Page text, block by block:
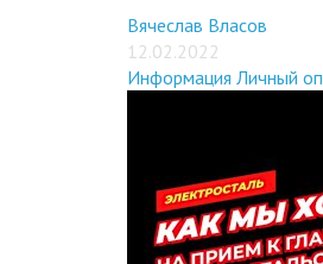
Вячеслав Власов
12.02.2022
Информация Личный